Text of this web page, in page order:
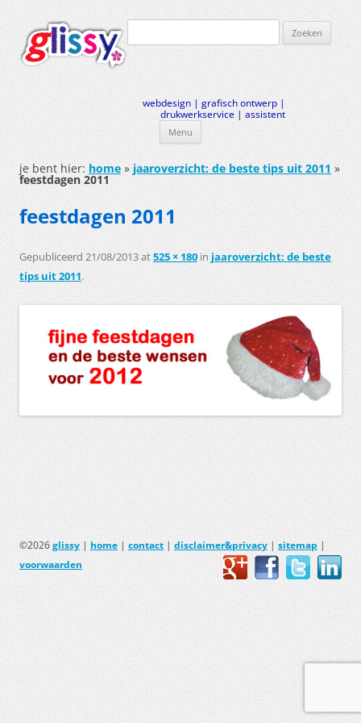
webdesign | grafisch ontwerp |
drukwerkservice | assistent
Zoeken
Menu
naar
de
inhoud
je bent hier: home » jaaroverzicht: de beste tips uit 2011 »
feestdagen 2011
feestdagen 2011
Gepubliceerd 21/08/2013at525 × 180 in jaaroverzicht: de beste
tips uit 2011.
©2026glissy | home | contact | disclaimer&privacy | sitemap |
voorwaarden